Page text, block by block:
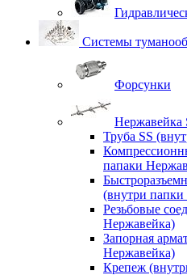
Системы
Форсунки
Нержавейка
Труба SS
папаки
(внутри
Резьбовые
Нержавейка)
Запорная
Нержавейка)
Крепеж